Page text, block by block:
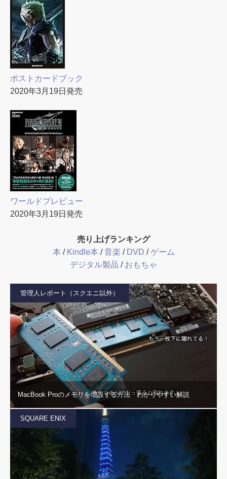
ポストカードブック
2020年3月19日発売
ワールドプレビュー
2020年3月19日発売
売り上げランキング
本 / Kindle本 /音楽 / DVD /ゲーム
デジタル製品 / おもちゃ
管理人レポート（スクエニ以外）
MacBook Proのメモリを増設する方法 わかりやすい解説
SQUARE ENIX